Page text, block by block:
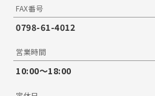
FAX番号
0798-61-4012
営業時間
10:00〜18:00